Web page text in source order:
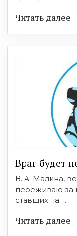
Читать далее
Враг будет
В. А. Малина,
переживаю за
ставших на ...
Читать далее